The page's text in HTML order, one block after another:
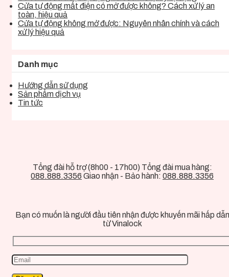
Cửa tự động mất điện có mở được không? Cách xử lý an
toàn, hiệu quả
Cửa tự động không mở được: Nguyên nhân chính và cách
xử lý hiệu quả
Danh mục
Hướng dẫn sử dụng
Sản phẩm dịch vụ
Tin tức
Tổng đài hỗ trợ (8h00 - 17h00) Tổng đài mua hàng:
088.888.3356 Giao nhận - Bảo hành: 088.888.3356
Bạn có muốn là người đầu tiên nhận được khuyến mãi hấp dẫn
từ Vinalock